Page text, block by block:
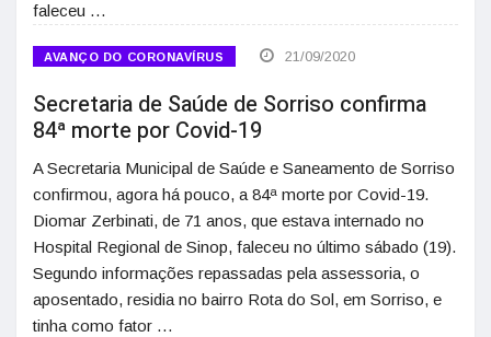
faleceu …
AVANÇO DO CORONAVÍRUS 21/09/2020
Secretaria de Saúde de Sorriso confirma
84ª morte por Covid-19
A Secretaria Municipal de Saúde e Saneamento de Sorriso
confirmou, agora há pouco, a 84ª morte por Covid-19.
Diomar Zerbinati, de 71 anos, que estava internado no
Hospital Regional de Sinop, faleceu no último sábado (19).
Segundo informações repassadas pela assessoria, o
aposentado, residia no bairro Rota do Sol, em Sorriso, e
tinha como fator …